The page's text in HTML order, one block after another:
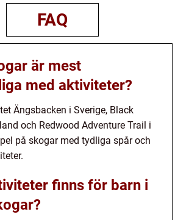
FAQ
är mest
med aktiviteter?
Ängsbacken i Sverige, Black
och Redwood Adventure Trail i
på skogar med tydliga spår och
finns för barn i